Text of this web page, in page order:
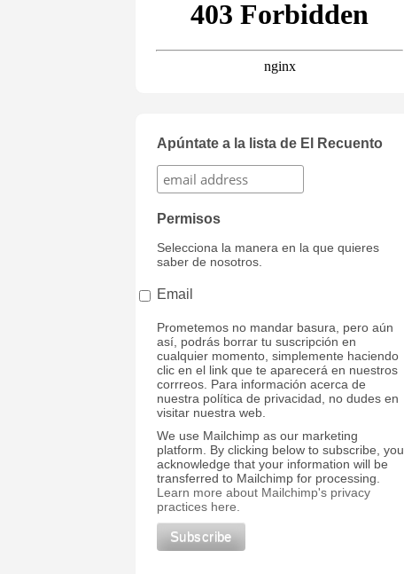
Apúntate a la lista de El Recuento
Permisos
Selecciona la manera en la que quieres
saber de nosotros.
Email
Prometemos no mandar basura, pero aún
así, podrás borrar tu suscripción en
cualquier momento, simplemente haciendo
clic en el link que te aparecerá en nuestros
corrreos. Para información acerca de
nuestra política de privacidad, no dudes en
visitar nuestra web.
We use Mailchimp as our marketing
platform. By clicking below to subscribe, you
acknowledge that your information will be
transferred to Mailchimp for processing.
Learn more about Mailchimp's privacy
practices here.